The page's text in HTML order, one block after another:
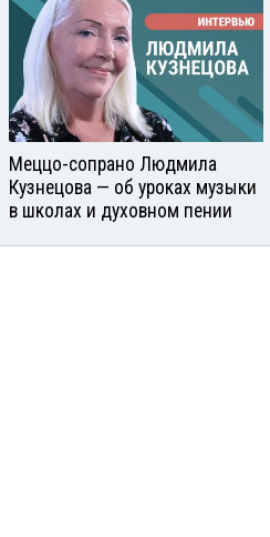
Меццо-сопрано Людмила
Кузнецова — об уроках музыки
в школах и духовном пении